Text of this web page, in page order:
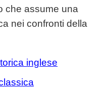
che assume una
nei confronti della
inglese